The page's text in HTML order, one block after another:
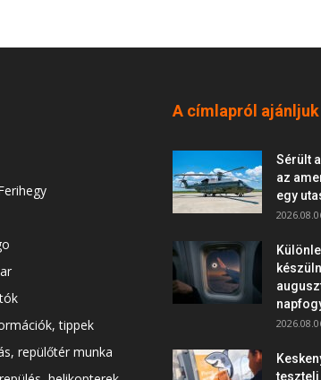
tippek
repülőtér munka
A címlapról ajánljuk
Sérült
az
egy
teszteli